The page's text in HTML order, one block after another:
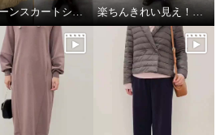
バルーンスカートシルエット比較 楽ちんきれい見え！春コーデ